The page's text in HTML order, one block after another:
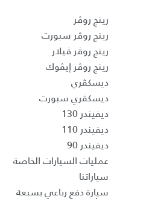
رينج روڤر
رينج روڤر سبورت
رينج روڤر ڤيلار
رينج روڤر إيڤوك
ديسكڤري
ديسكڤري سبورت
ديفيندر 130
ديفيندر 110
ديفيندر 90
عمليات السيارات الخاصة
سياراتنا
سيارة دفع رباعي بسبعة